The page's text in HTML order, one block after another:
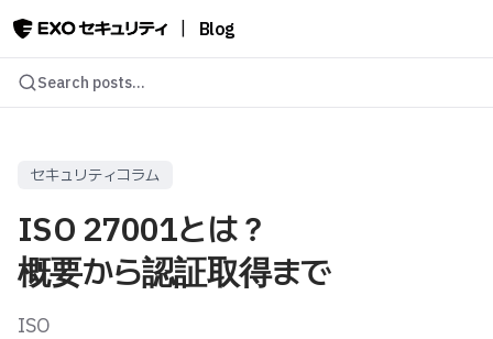
Blog
Search posts...
セキュリティコラム
ISO 27001とは？
概要から認証取得まで
ISO